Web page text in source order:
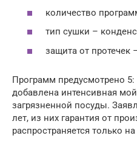
количество
тип сушки –
защита от протечек
Программ предусмотрено 5:
добавлена интенсивная
загрязненной посуды.
лет, из них гарантия от
распространяется только